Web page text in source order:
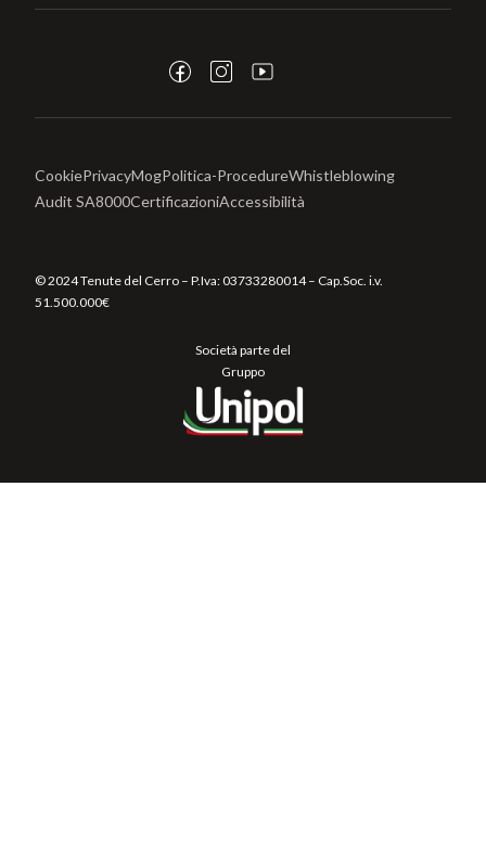
CookiePrivacyMogPolitica-ProcedureWhistleblowing
Audit SA8000CertificazioniAccessibilità
Società parte del
Gruppo
© 2024 Tenute del Cerro – P.Iva:03733280014– Cap.Soc. i.v.
51.500.000€